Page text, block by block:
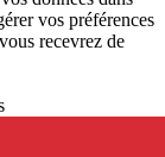
vos préférences
recevrez de